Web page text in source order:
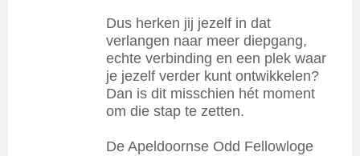
Dus herken jij jezelf in dat
verlangen naar meer diepgang,
echte verbinding en een plek waar
je jezelf verder kunt ontwikkelen?
Dan is dit misschien hét moment
om die stap te zetten.
De Apeldoornse Odd Fellowloge